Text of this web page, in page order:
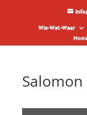
Wie-Wat-Waar